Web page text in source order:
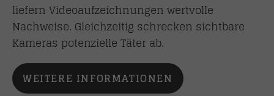
liefern Videoaufzeichnungen wertvolle
Nachweise. Gleichzeitig schrecken sichtbare
Kameras potenzielle Täter ab.
WEITERE INFORMATIONEN